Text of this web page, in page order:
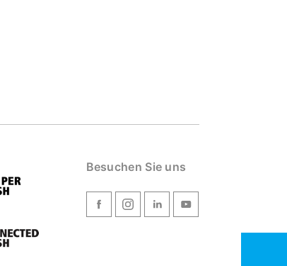
Besuchen Sie uns